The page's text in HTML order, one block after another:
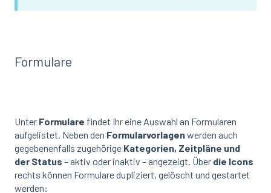
Formulare
Unter Formulare findet Ihr eine Auswahl an Formularen
aufgelistet. Neben den Formularvorlagenwerden auch
gegebenenfalls zugehörige Kategorien, Zeitpläne und
der Status – aktiv oder inaktiv – angezeigt. Über die Icons
rechts können Formulare dupliziert, gelöscht und gestartet
werden: